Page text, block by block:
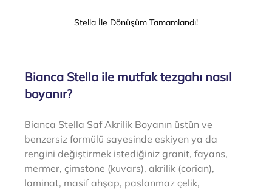
Stella İle Dönüşüm Tamamlandı!
Bianca Stella ile mutfak tezgahı nasıl
boyanır?
Bianca Stella Saf Akrilik Boyanın üstün ve
benzersiz formülü sayesinde eskiyen ya da
rengini değiştirmek istediğiniz granit, fayans,
mermer, çimstone (kuvars), akrilik (corian),
laminat, masif ahşap, paslanmaz çelik,